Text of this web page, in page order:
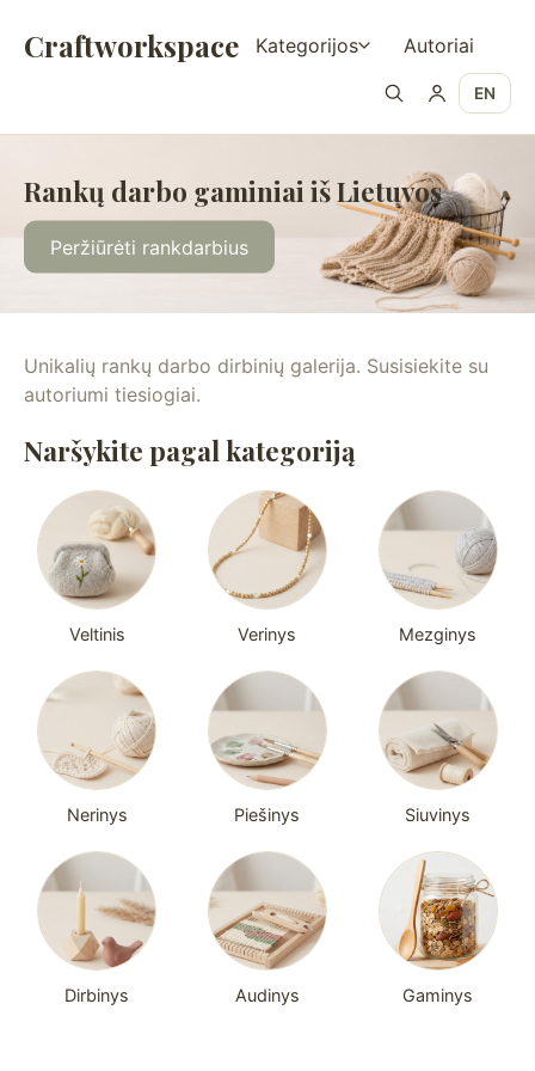
Craftworkspace Kategorijos Autoriai
EN
Rankų darbo gaminiai iš Lietuvos
Peržiūrėti rankdarbius
Unikalių rankų darbo dirbinių galerija. Susisiekite su
autoriumi tiesiogiai.
Naršykite pagal kategoriją
Veltinis Verinys Mezginys
Nerinys Piešinys Siuvinys
Dirbinys Audinys Gaminys